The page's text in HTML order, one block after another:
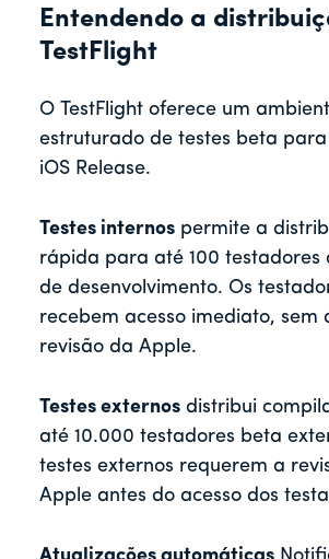
Entendendo a
TestFlight
O TestFlight oferece um
estruturado de testes beta
iOS Release.
Testes internos permite a
rápida para até 100 testadores
de desenvolvimento. Os
recebem acesso imediato, sem
revisão da Apple.
Testes externos distribui
até 10.000 testadores beta
testes externos requerem a
Apple antes do acesso dos